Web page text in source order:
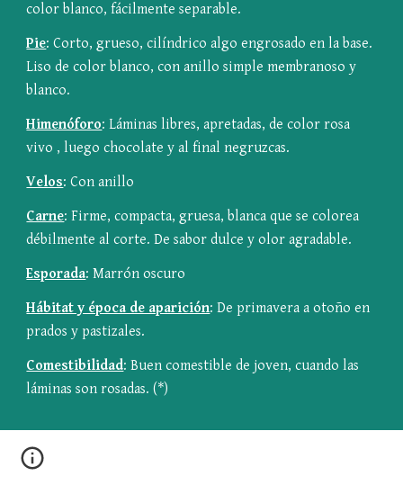
color blanco, fácilmente separable.
Pie: Corto, grueso, cilíndrico algo engrosado en la base.
Liso de color blanco, con anillo simple membranoso y
blanco.
Himenóforo: Láminas libres, apretadas, de color rosa
vivo , luego chocolate y al final negruzcas.
Velos: Con anillo
Carne: Firme, compacta, gruesa, blanca que se colorea
débilmente al corte. De sabor dulce y olor agradable.
Esporada: Marrón oscuro
Hábitat y época de aparición: De primavera a otoño en
prados y pastizales.
Comestibilidad: Buen comestible de joven, cuando las
láminas son rosadas. (*)